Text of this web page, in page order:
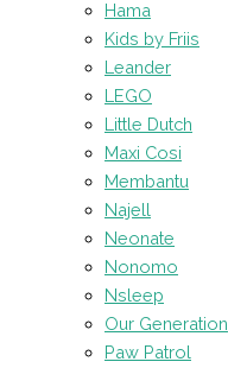
Hama
Kids by Friis
Leander
LEGO
Little Dutch
Maxi Cosi
Membantu
Najell
Neonate
Nonomo
Nsleep
Our Generation
Paw Patrol